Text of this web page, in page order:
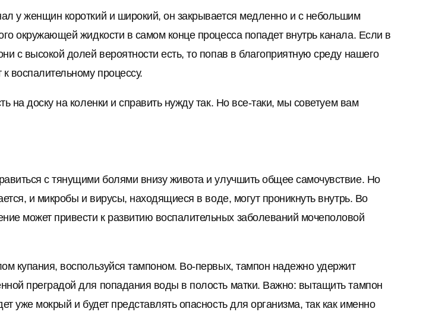
у женщин короткий и широкий, он закрывается медленно и с небольшим
окружающей жидкости в самом конце процесса попадет внутрь канала. Если в
с высокой долей вероятности есть, то попав в благоприятную среду нашего
воспалительному процессу.
на доску на коленки и справить нужду так. Но все-таки, мы советуем вам
с тянущими болями внизу живота и улучшить общее самочувствие. Но
и микробы и вирусы, находящиеся в воде, могут проникнуть внутрь. Во
может привести к развитию воспалительных заболеваний мочеполовой
купания, воспользуйся тампоном. Во-первых, тампон надежно удержит
преградой для попадания воды в полость матки. Важно: вытащить тампон
уже мокрый и будет представлять опасность для организма, так как именно